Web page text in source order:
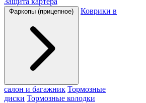
Фаркопы (прицепное) Коврики в
салон и багажник Тормозные
диски Тормозные колодки